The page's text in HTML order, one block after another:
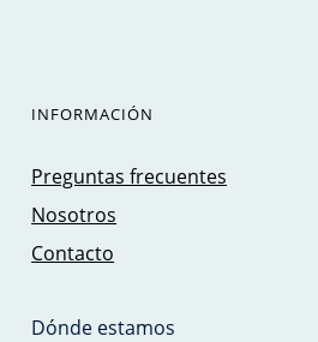
INFORMACIÓN
Preguntas frecuentes
Nosotros
Contacto
Dónde estamos